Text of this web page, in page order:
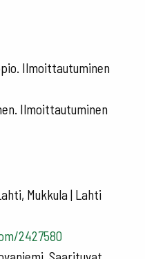
Ilmoittautuminen
Ilmoittautuminen
Mukkula | Lahti
2427580